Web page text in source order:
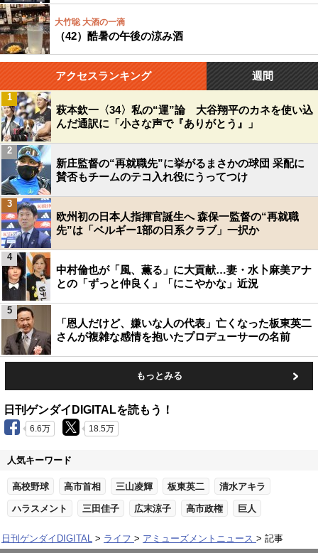
大竹聡 大酒の一滴
（42）酷暑の午後の涼み酒
アクセスランキング 週間
萩本欽一〈34〉私の“運”論 大谷翔平のカネを使い込
んだ通訳に「小さな声で『ありがとう』」
1
新庄監督の“再就職先”に挙がるまさかの球団 采配に
賛否もチームのテコ入れ役にうってつけ
2
欧州初の日本人指揮官誕生へ 森保一監督の“再就職
先”は「ベルギー1部の日系クラブ」一択か
3
中村倫也が「風、薫る」に大貢献…妻・水卜麻美アナ
との「ずっと仲良く」「にこやかな」近況
4
「恩人だけど、嫌いな人の代表」亡くなった板東英二
さんが複雑な感情を抱いたプロデューサーの名前
5
もっとみる
日刊ゲンダイDIGITALを読もう！
6.6万 18.5万
人気キーワード
高校野球 高市首相 三山凌輝 板東英二 清水アキラ
ハラスメント 三田佳子 広末涼子 高市政権 巨人
日刊ゲンダイDIGITAL ライフ アミューズメントニュース 記事